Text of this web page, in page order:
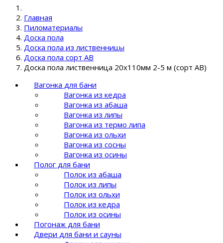
Главная
Пиломатериалы
Доска пола
Доска пола из лиственницы
Доска пола сорт AB
Доска пола лиственница 20х110мм 2-5 м (сорт AB)
Вагонка для бани
Вагонка из кедра
Вагонка из абаша
Вагонка из липы
Вагонка из термо липа
Вагонка из ольхи
Вагонка из сосны
Вагонка из осины
Полог для бани
Полок из абаша
Полок из липы
Полок из ольхи
Полок из кедра
Полок из осины
Погонаж для бани
Двери для бани и сауны